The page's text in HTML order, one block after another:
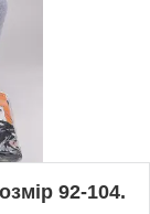
92-104.